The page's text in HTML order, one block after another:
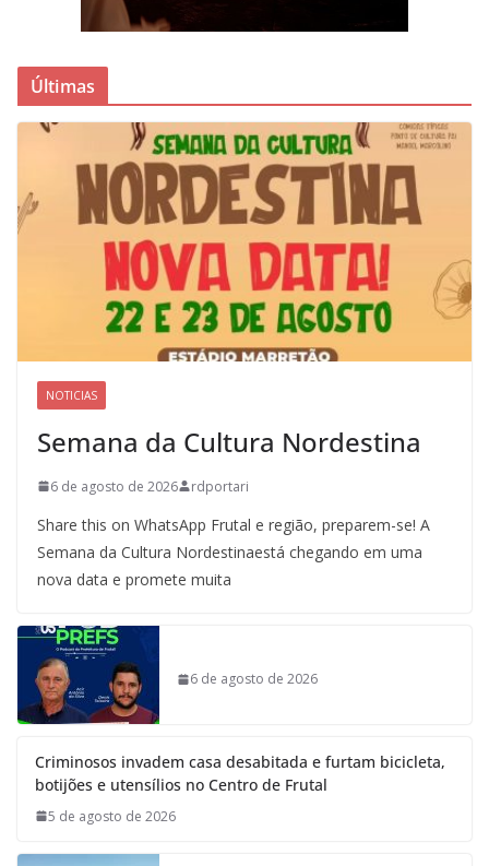
Últimas
NOTICIAS
Semana da Cultura Nordestina
6 de agosto de 2026 rdportari
Share this on WhatsApp Frutal e região, preparem-se! A
Semana da Cultura Nordestinaestá chegando em uma
nova data e promete muita
6 de agosto de 2026
Criminosos invadem casa desabitada e furtam bicicleta,
botijões e utensílios no Centro de Frutal
5 de agosto de 2026